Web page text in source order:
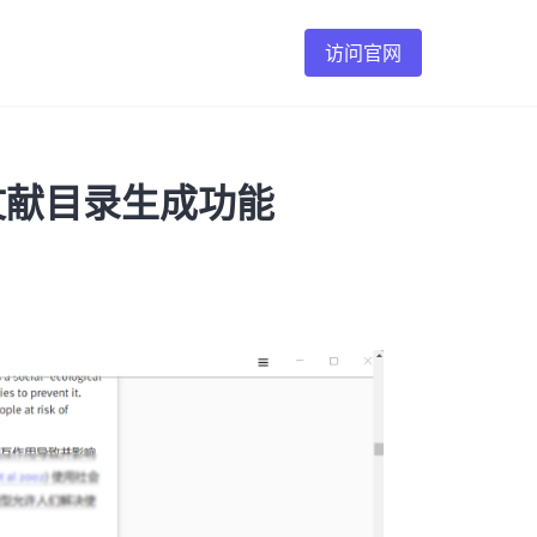
访问官网
目录生成功能